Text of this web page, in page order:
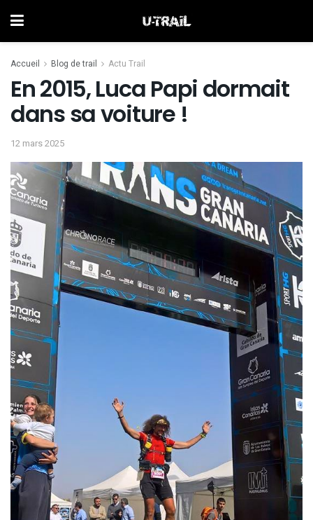
Accueil Blog de trail Actu Trail
En 2015, Luca Papi dormait
dans sa voiture !
12 mars 2025